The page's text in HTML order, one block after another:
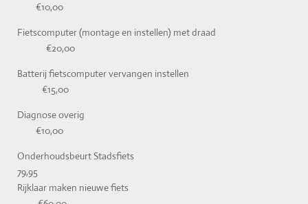
€10,00
Fietscomputer (montage en instellen) met draad
€20,00
Batterij fietscomputer vervangen instellen
€15,00
Diagnose overig
€10,00
Onderhoudsbeurt Stadsfiets
79,95
Rijklaar maken nieuwe fiets